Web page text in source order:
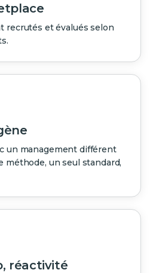
recrutés et évalués selon
un management différent
méthode, un seul standard,
réactivité